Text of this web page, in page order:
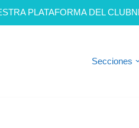
PLATAFORMA DEL
Secciones